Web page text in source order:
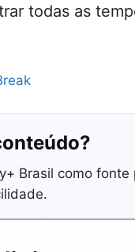
todas as
Brasil como